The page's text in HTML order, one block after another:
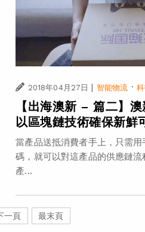
2018年04月27日 | 智能物流 ·
【出海澳新 – 篇二】
以區塊鏈技術確保新鮮
當產品送抵消費者手上，只需
碼，就可以對這產品的供應鏈
產...
一頁 最末頁